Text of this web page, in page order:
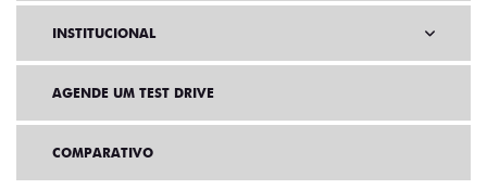
INSTITUCIONAL
AGENDE UM TEST DRIVE
COMPARATIVO